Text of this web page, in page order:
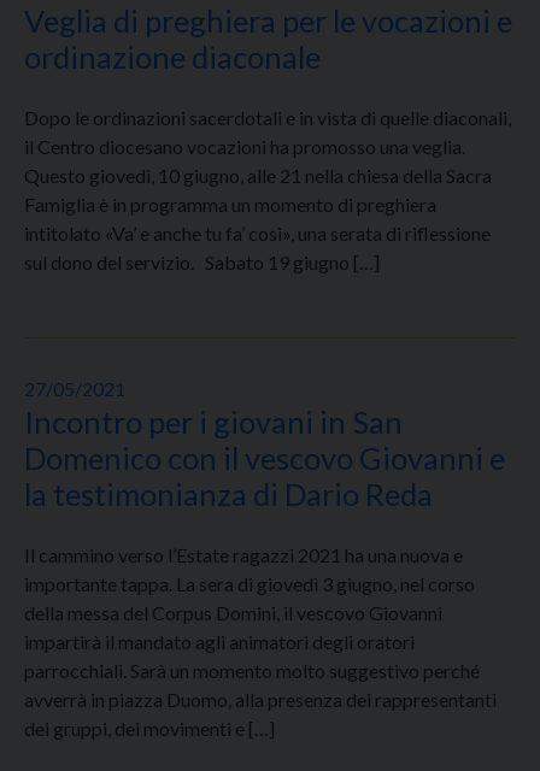
Veglia di preghiera per le vocazioni e
ordinazione diaconale
Dopo le ordinazioni sacerdotali e in vista di quelle diaconali,
il Centro diocesano vocazioni ha promosso una veglia.
Questo giovedì, 10 giugno, alle 21 nella chiesa della Sacra
Famiglia è in programma un momento di preghiera
intitolato «Va’ e anche tu fa’ così», una serata di riflessione
sul dono del servizio. Sabato 19 giugno […]
27/05/2021
Incontro per i giovani in San
Domenico con il vescovo Giovanni e
la testimonianza di Dario Reda
Il cammino verso l’Estate ragazzi 2021 ha una nuova e
importante tappa. La sera di giovedì 3 giugno, nel corso
della messa del Corpus Domini, il vescovo Giovanni
impartirà il mandato agli animatori degli oratori
parrocchiali. Sarà un momento molto suggestivo perché
avverrà in piazza Duomo, alla presenza dei rappresentanti
dei gruppi, dei movimenti e […]